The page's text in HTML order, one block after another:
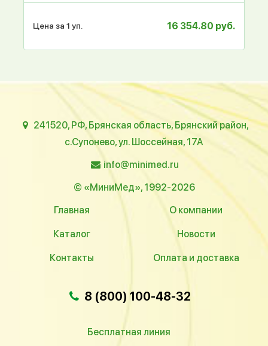
Цена за 1 уп. 16 354.80 руб.
241520, РФ, Брянская область, Брянский район,
с.Супонево, ул. Шоссейная, 17А
info@minimed.ru
© «МиниМед», 1992-2026
Главная
О компании
Каталог Новости
Контакты Оплата и доставка
8 (800) 100-48-32
Бесплатная линия